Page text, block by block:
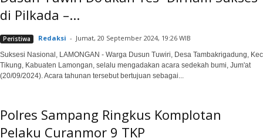
di Pilkada –...
Peristiwa Redaksi - Jumat, 20 September 2024, 19:26 WIB
Suksesi Nasional, LAMONGAN - Warga Dusun Tuwiri, Desa Tambakrigadung, Kec
Tikung, Kabuaten Lamongan, selalu mengadakan acara sedekah bumi, Jum'at
(20/09/2024). Acara tahunan tersebut bertujuan sebagai...
Polres Sampang Ringkus Komplotan
Pelaku Curanmor 9 TKP